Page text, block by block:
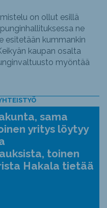
on ollut esillä
ne
esitetään kummankin
kaupan osalta
myöntää
sama
yritys löytyy
toinen
Hakala tietää